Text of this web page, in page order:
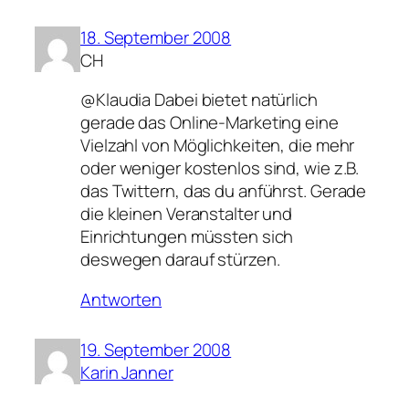
18. September 2008
CH
@Klaudia Dabei bietet natürlich
gerade das Online-Marketing eine
Vielzahl von Möglichkeiten, die mehr
oder weniger kostenlos sind, wie z.B.
das Twittern, das du anführst. Gerade
die kleinen Veranstalter und
Einrichtungen müssten sich
deswegen darauf stürzen.
Antworten
19. September 2008
Karin Janner